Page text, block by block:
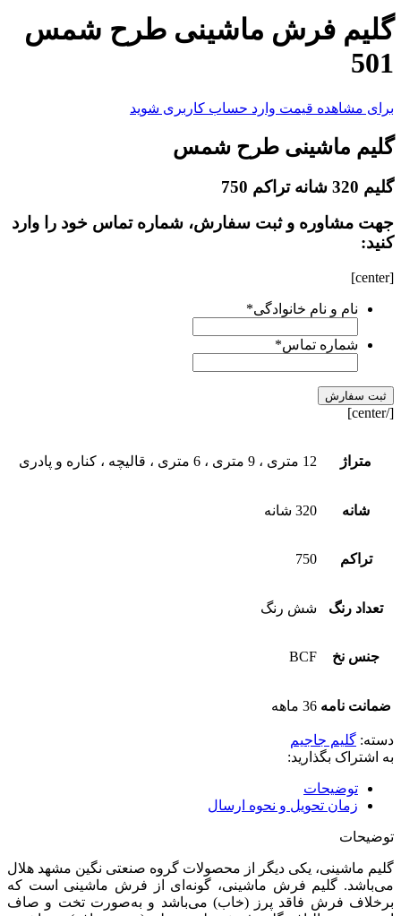
گلیم فرش ماشینی طرح شمس
501
برای مشاهده قیمت وارد حساب کاربری شوید
گلیم ماشینی طرح شمس
گلیم 320 شانه تراکم 750
جهت مشاوره و ثبت سفارش، شماره تماس خود را وارد
کنید:
[center]
نام و نام خانوادگی*
شماره تماس*
[/center]
متراژ 12 متری ، 9 متری ، 6 متری ، قالیچه ، کناره و پادری
شانه 320 شانه
تراکم 750
تعداد رنگ شش رنگ
جنس نخ BCF
ضمانت نامه 36 ماهه
دسته: گلیم جاجیم
به اشتراک بگذارید:
توضیحات
زمان تحویل و نحوه ارسال
توضیحات
گلیم ماشینی، یکی دیگر از محصولات گروه صنعتی نگین مشهد هلال
می‌باشد. گلیم فرش ماشینی، گونه‌ای از فرش ماشینی است که
برخلاف فرش فاقد پرز (خاب) می‌باشد و به‌صورت تخت و صاف